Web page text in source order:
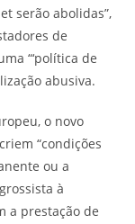
serão abolidas”,
de
“‘política de
abusiva.
o novo
“condições
ou a
à
a prestação de